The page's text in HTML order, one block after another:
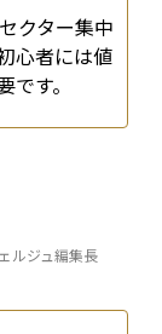
クター集中
心者には値
す。
ルジュ編集長